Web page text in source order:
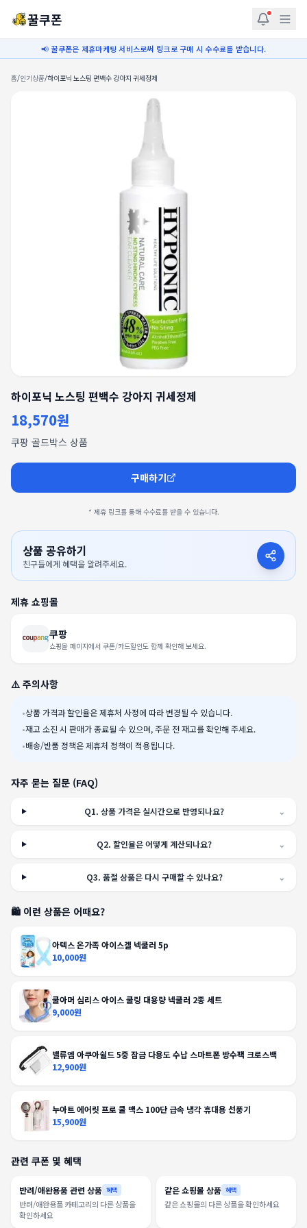
꿀쿠폰
📢 꿀쿠폰은 제휴마케팅 서비스로써 링크로 구매 시 수수료를 받습니다.
홈/인기상품/하이포닉 노스팅 편백수 강아지 귀세정제
하이포닉 노스팅 편백수 강아지 귀세정제
18,570원
쿠팡 골드박스 상품
구매하기
* 제휴 링크를 통해 수수료를 받을 수 있습니다.
상품 공유하기
친구들에게 혜택을 알려주세요.
제휴 쇼핑몰
쿠팡
쇼핑몰 페이지에서 쿠폰/카드할인도 함께 확인해 보세요.
⚠️ 주의사항
•상품 가격과 할인율은 제휴처 사정에 따라 변경될 수 있습니다.
•재고 소진 시 판매가 종료될 수 있으며, 주문 전 재고를 확인해 주세요.
•배송/반품 정책은 제휴처 정책이 적용됩니다.
자주 묻는 질문 (FAQ)
Q1.상품 가격은 실시간으로 반영되나요? ⌄
Q2.할인율은 어떻게 계산되나요? ⌄
Q3. 품절 상품은 다시 구매할 수 있나요? ⌄
🛍️ 이런 상품은 어때요?
아텍스 온가족 아이스겔 넥쿨러 5p
10,000원
쿨아머 심리스 아이스 쿨링 대용량 넥쿨러 2종 세트
9,000원
밸류엠 아쿠아쉴드 5중 잠금 다용도 수납 스마트폰 방수팩 크로스백
12,900원
누아트 에어릿 프로 쿨 맥스 100단 급속 냉각 휴대용 선풍기
15,900원
관련 쿠폰 및 혜택
반려/애완용품 관련 상품 혜택
반려/애완용품 카테고리의 다른 상품을
확인하세요
같은 쇼핑몰 상품 혜택
같은 쇼핑몰의 다른 상품을 확인하세요